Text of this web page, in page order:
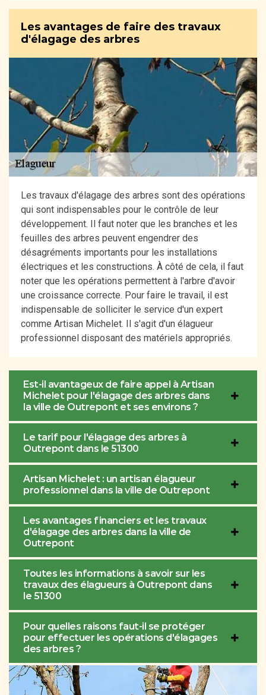
Les avantages de faire des travaux
d'élagage des arbres
Les travaux d'élagage des arbres sont des opérations
qui sont indispensables pour le contrôle de leur
développement. Il faut noter que les branches et les
feuilles des arbres peuvent engendrer des
désagréments importants pour les installations
électriques et les constructions. À côté de cela, il faut
noter que les opérations permettent à l'arbre d'avoir
une croissance correcte. Pour faire le travail, il est
indispensable de solliciter le service d'un expert
comme Artisan Michelet. Il s'agit d'un élagueur
professionnel disposant des matériels appropriés.
Est-il avantageux de faire appel à Artisan
Michelet pour l'élagage des arbres dans
la ville de Outrepont et ses environs ?
Le tarif pour l'élagage des arbres à
Outrepont dans le 51300
Artisan Michelet : un artisan élagueur
professionnel dans la ville de Outrepont
Les avantages financiers et les travaux
d'élagage des arbres dans la ville de
Outrepont
Toutes les informations à savoir sur les
travaux des élagueurs à Outrepont dans
le 51300
Pour quelles raisons faut-il se protéger
pour effectuer les opérations d'élagages
des arbres ?